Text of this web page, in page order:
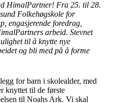
HimalPartner! Fra 25. til 28.
Folkehøgskole for
engasjerende foredrag,
arbeid. Stevnet
til å knytte nye
og bli med på å forme
for barn i skolealder, med
knyttet til de første
til Noahs Ark. Vi skal